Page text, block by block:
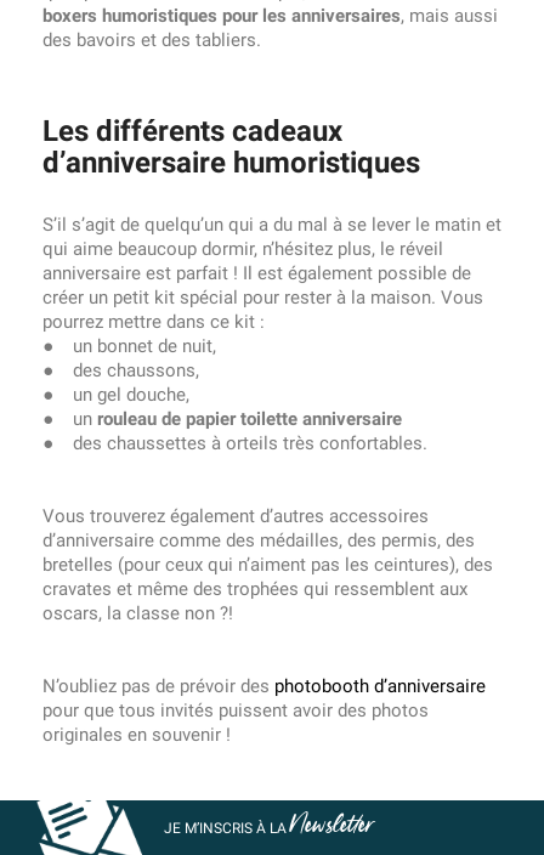
boxers humoristiques pour les anniversaires, mais aussi
des bavoirs et des tabliers.
Les différents cadeaux
d’anniversaire humoristiques
S’il s’agit de quelqu’un qui a du mal à se lever le matin et
qui aime beaucoup dormir, n’hésitez plus, le réveil
anniversaire est parfait ! Il est également possible de
créer un petit kit spécial pour rester à la maison. Vous
pourrez mettre dans ce kit :
● un bonnet de nuit,
● des chaussons,
● un gel douche,
● un rouleau de papier toilette anniversaire
● des chaussettes à orteils très confortables.
Vous trouverez également d’autres accessoires
d’anniversaire comme des médailles, des permis, des
bretelles (pour ceux qui n’aiment pas les ceintures), des
cravates et même des trophées qui ressemblent aux
oscars, la classe non ?!
N’oubliez pas de prévoir des photobooth d’anniversaire
pour que tous invités puissent avoir des photos
originales en souvenir !
JE M’INSCRIS À LANewsletter